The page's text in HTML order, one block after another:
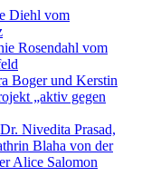
Diehl vom
Rosendahl vom
Boger und Kerstin
„aktiv gegen
Nivedita Prasad,
Blaha von der
Alice Salomon